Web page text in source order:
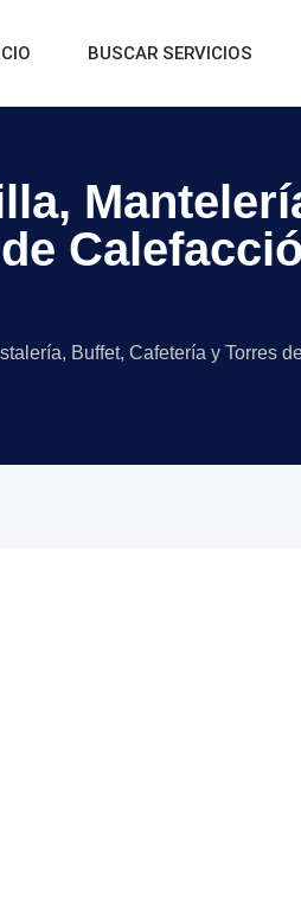
BUSCAR SERVICIOS
Buffet, Cafetería y Torres